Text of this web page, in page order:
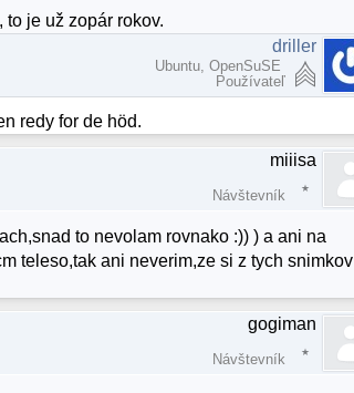
je už zopár rokov.
driller
Ubuntu, OpenSuSE
Používateľ
redy for de höd.
miiisa
Návštevník
to nevolam rovnako :)) ) a ani na
teleso,tak ani neverim,ze si z tych snimkov
gogiman
Návštevník